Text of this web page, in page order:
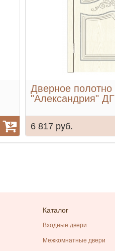
Дверное полотно
"Александрия" ДГ
6 817 руб.
Каталог
Входные двери
Межкомнатные двери